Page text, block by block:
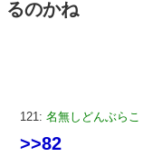
るのかね
121: 名無しどんぶらこ
>>82